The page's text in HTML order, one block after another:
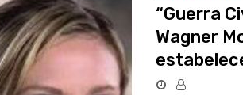
“Guerra
Wagner